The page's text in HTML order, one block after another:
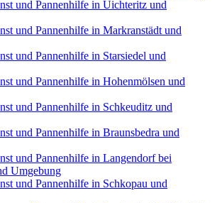
und Pannenhilfe in Uichteritz und
und Pannenhilfe in Markranstädt und
und Pannenhilfe in Starsiedel und
und Pannenhilfe in Hohenmölsen und
und Pannenhilfe in Schkeuditz und
und Pannenhilfe in Braunsbedra und
und Pannenhilfe in Langendorf bei
Umgebung
und Pannenhilfe in Schkopau und